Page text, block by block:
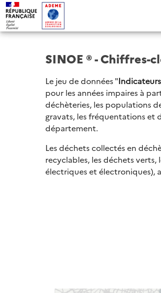
SINOE ® - Chiffres-
Le jeu de données "
pour les années impaires à
déchèteries, les populations
gravats, les fréquentations et
département.
Les déchets collectés en
recyclables, les déchets
électriques et électroniques),